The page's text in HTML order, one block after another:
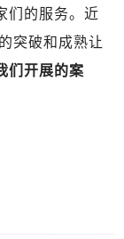
们的服务。近
突破和成熟让
们开展的案